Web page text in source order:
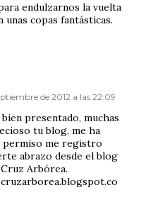
endulzarnos la vuelta
copas fantásticas.
de 2012 a las 22:09
presentado, muchas
tu blog, me ha
permiso me registro
abrazo desde el blog
Arbórea.